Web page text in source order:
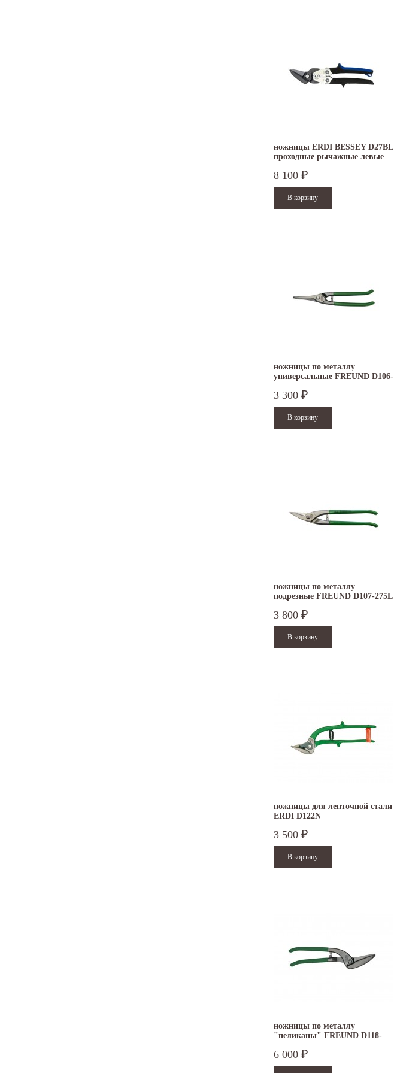
ножницы ERDI BESSEY D27BL
проходные рычажные левые
8 100 ₽
ножницы по металлу
универсальные FREUND D106-
3 300 ₽
ножницы по металлу
подрезные FREUND D107-275L
3 800 ₽
ножницы для ленточной стали
ERDI D122N
3 500 ₽
ножницы по металлу
"пеликаны" FREUND D118-
6 000 ₽